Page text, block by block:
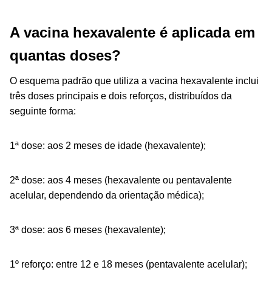
A vacina hexavalente é aplicada em
quantas doses?
O esquema padrão que utiliza a vacina hexavalente inclui
três doses principais e dois reforços, distribuídos da
seguinte forma:
1ª dose: aos 2 meses de idade (hexavalente);
2ª dose: aos 4 meses (hexavalente ou pentavalente
acelular, dependendo da orientação médica);
3ª dose: aos 6 meses (hexavalente);
1º reforço: entre 12 e 18 meses (pentavalente acelular);